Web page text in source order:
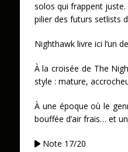
solos qui frappent juste.
pilier des futurs setlists
Nighthawk livre ici l’un
À la croisée de The
style : mature,
À une époque où le
bouffée d’air frais… et
Note 17/20